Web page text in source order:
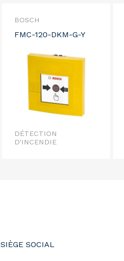
BOSCH
FMC-120-DKM-G-Y
DÉTECTION
D'INCENDIE
SIÈGE SOCIAL